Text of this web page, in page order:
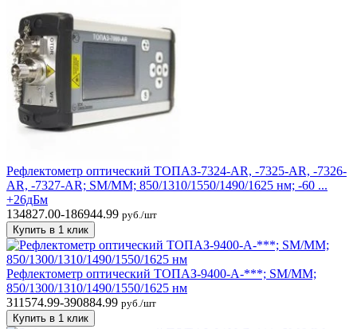
Рефлектометр оптический ТОПАЗ-7324-AR, -7325-AR, -7326-
AR, -7327-AR; SM/MM; 850/1310/1550/1490/1625 нм; -60 ...
+26дБм
134827.00-186944.99 руб./шт
Купить в 1 клик
Рефлектометр оптический ТОПАЗ-9400-A-***; SM/MM;
850/1300/1310/1490/1550/1625 нм
311574.99-390884.99 руб./шт
Купить в 1 клик